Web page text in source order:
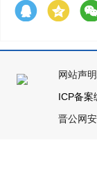
网站声明
ICP备案
晋公网